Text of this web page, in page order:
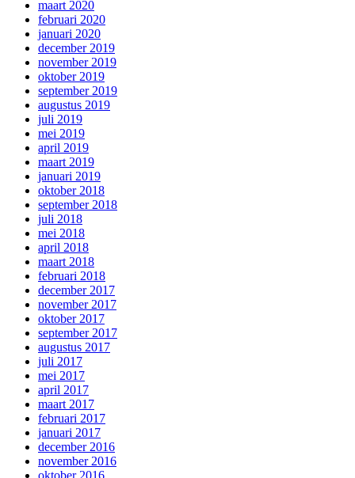
maart 2020
februari 2020
januari 2020
december 2019
november 2019
oktober 2019
september 2019
augustus 2019
juli 2019
mei 2019
april 2019
maart 2019
januari 2019
oktober 2018
september 2018
juli 2018
mei 2018
april 2018
maart 2018
februari 2018
december 2017
november 2017
oktober 2017
september 2017
augustus 2017
juli 2017
mei 2017
april 2017
maart 2017
februari 2017
januari 2017
december 2016
november 2016
oktober 2016